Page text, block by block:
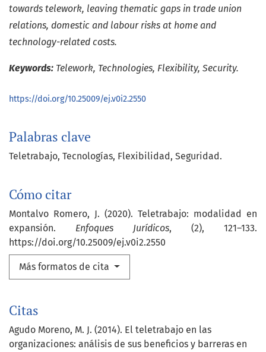
Palabras clave
Teletrabajo Tecnologías Flexibilidad Seguridad.
Cómo citar
Montalvo Romero, J. (2020). Teletrabajo: modalidad en
expansión. Enfoques Jurídicos, (2), 121–133.
https://doi.org/10.25009/ej.v0i2.2550
Más formatos de cita
towards telework, leaving thematic gaps in trade union
relations, domestic and labour risks at home and
technology-related costs.
Keywords: Telework, Technologies, Flexibility, Security.
https://doi.org/10.25009/ej.v0i2.2550
Citas
Agudo Moreno, M. J. (2014). El teletrabajo en las
organizaciones: análisis de sus beneficios y barreras en